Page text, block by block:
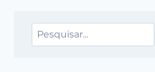
Pesquisar